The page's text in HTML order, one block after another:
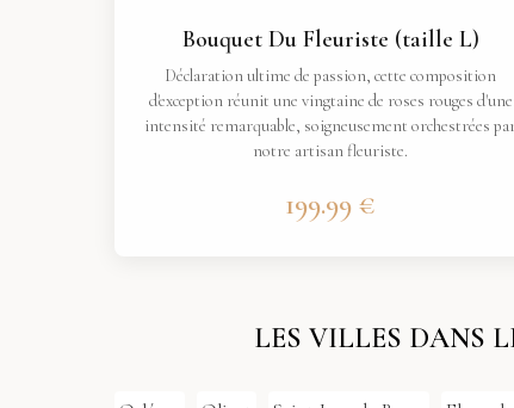
Bouquet Du Fleuriste (taille L)
Déclaration ultime de passion, cette composition
d'exception réunit une vingtaine de roses rouges d'une
intensité remarquable, soigneusement orchestrées
notre artisan fleuriste.
199.99 €
LES VILLES DANS